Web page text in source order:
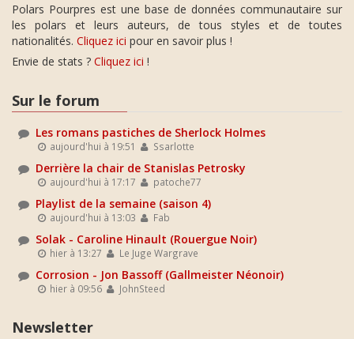
Polars Pourpres est une base de données communautaire sur
les polars et leurs auteurs, de tous styles et de toutes
nationalités. Cliquez ici pour en savoir plus !
Envie de stats ? Cliquez ici !
Sur le forum
Les romans pastiches de Sherlock Holmes
aujourd'hui à 19:51 Ssarlotte
Derrière la chair de Stanislas Petrosky
aujourd'hui à 17:17 patoche77
Playlist de la semaine (saison 4)
aujourd'hui à 13:03 Fab
Solak - Caroline Hinault (Rouergue Noir)
hier à 13:27 Le Juge Wargrave
Corrosion - Jon Bassoff (Gallmeister Néonoir)
hier à 09:56 JohnSteed
Newsletter